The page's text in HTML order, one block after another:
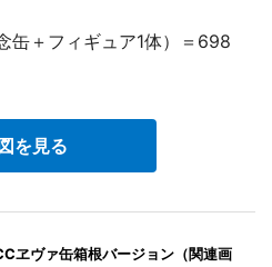
缶＋フィギュア1体）＝698
を見る
ヱヴァ缶箱根バージョン（関連画